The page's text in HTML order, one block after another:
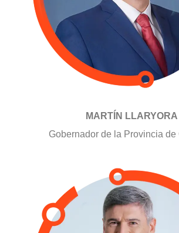
MARTÍN LLARYORA
Gobernador de la Provincia de